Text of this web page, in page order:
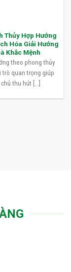
Thủy Hợp Hướng
Hóa Giải Hướng
Khắc Mệnh
theo phong thủy
trò quan trọng giúp
thu hút [...]